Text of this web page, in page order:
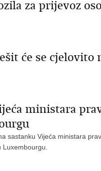
za prijevoz
će se cjelovito
ministara
sastanku Vijeća ministara